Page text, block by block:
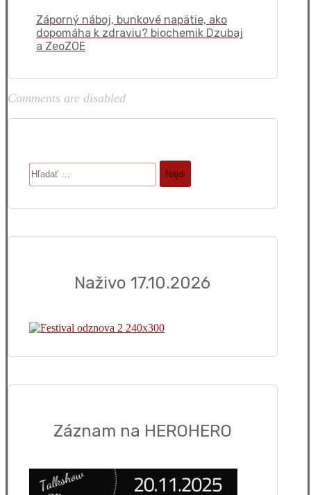
Záporný náboj, bunkové napätie, ako
dopomáha k zdraviu? biochemik Dzubaj
a ZeoZOE
Comments are disabled
Hľadať:
Naživo 17.10.2026
Záznam na HEROHERO